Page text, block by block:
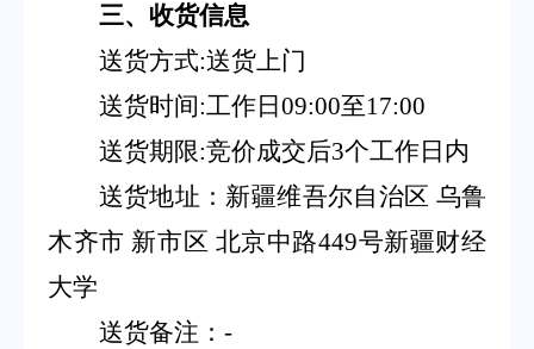
三、收货信息
送货方式:送货上门
送货时间:工作日09:00至17:00
送货期限:竞价成交后3个工作日内
送货地址：新疆维吾尔自治区 乌鲁
木齐市 新市区 北京中路449号新疆财经
大学
送货备注： -